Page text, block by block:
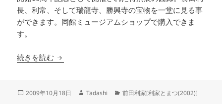
長、利常、そして瑞龍寺、勝興寺の宝物を一堂に見る事
ができます。同館ミュージアムショップで購入できま
す。
続きを読む 高岡の名宝展 －前田家と瑞龍寺・勝興寺を中心
投
2009年10月18日
作
Tadashi
カ
前田利家[利家とまつ(2002)]